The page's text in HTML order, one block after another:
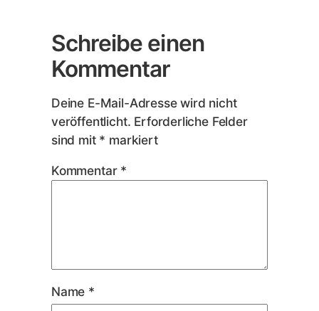
Schreibe einen
Kommentar
Deine E-Mail-Adresse wird nicht
veröffentlicht. Erforderliche Felder
sind mit * markiert
Kommentar *
Name *